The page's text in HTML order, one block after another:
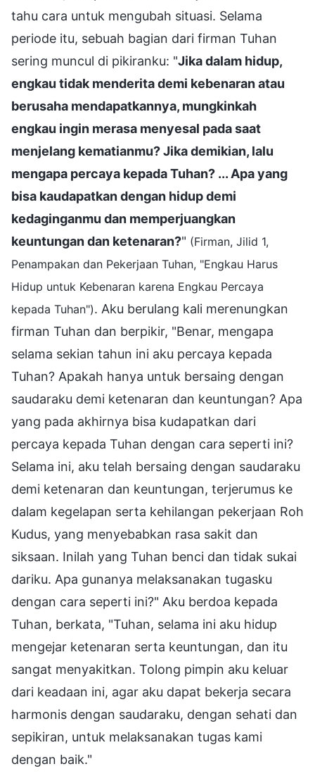
tahu cara untuk mengubah situasi. Selama
periode itu, sebuah bagian dari firman Tuhan
sering muncul di pikiranku: "Jika dalam hidup,
engkau tidak menderita demi kebenaran atau
berusaha mendapatkannya, mungkinkah
engkau ingin merasa menyesal pada saat
menjelang kematianmu? Jika demikian, lalu
mengapa percaya kepada Tuhan? ... Apa yang
bisa kaudapatkan dengan hidup demi
kedaginganmu dan memperjuangkan
keuntungan dan ketenaran?" (Firman, Jilid 1,
Penampakan dan Pekerjaan Tuhan, "Engkau Harus
Hidup untuk Kebenaran karena Engkau Percaya
kepada Tuhan"). Aku berulang kali merenungkan
firman Tuhan dan berpikir, "Benar, mengapa
selama sekian tahun ini aku percaya kepada
Tuhan? Apakah hanya untuk bersaing dengan
saudaraku demi ketenaran dan keuntungan? Apa
yang pada akhirnya bisa kudapatkan dari
percaya kepada Tuhan dengan cara seperti ini?
Selama ini, aku telah bersaing dengan saudaraku
demi ketenaran dan keuntungan, terjerumus ke
dalam kegelapan serta kehilangan pekerjaan Roh
Kudus, yang menyebabkan rasa sakit dan
siksaan. Inilah yang Tuhan benci dan tidak sukai
dariku. Apa gunanya melaksanakan tugasku
dengan cara seperti ini?" Aku berdoa kepada
Tuhan, berkata, "Tuhan, selama ini aku hidup
mengejar ketenaran serta keuntungan, dan itu
sangat menyakitkan. Tolong pimpin aku keluar
dari keadaan ini, agar aku dapat bekerja secara
harmonis dengan saudaraku, dengan sehati dan
sepikiran, untuk melaksanakan tugas kami
dengan baik."